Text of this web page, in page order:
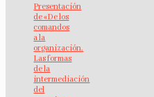
Presentación
de «De los
comandos
a la
organización.
Las formas
de la
intermediación
del